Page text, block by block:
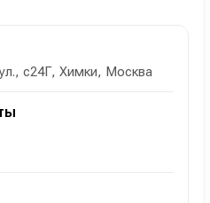
с24Г, Химки, Москва